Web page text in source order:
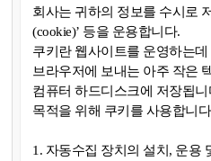
회사는 귀하의 정보를 수시로
(cookie)’ 등을 운용합니다.
쿠키란 웹사이트를 운영하는
브라우저에 보내는 아주 작은
컴퓨터 하드디스크에 저장됩
목적을 위해 쿠키를 사용합니
1. 자동수집 장치의 설치, 운용